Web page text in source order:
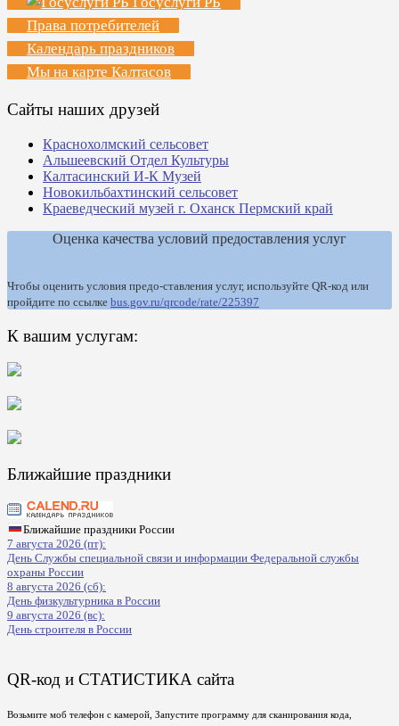
Права потребителей
Календарь праздников
Мы на карте Калтасов
Сайты наших друзей
Краснохолмский сельсовет
Альшеевский Отдел Культуры
Калтасинский И-К Музей
Новокильбахтинский сельсовет
Краеведческий музей г. Оханск Пермский край
Оценка качества условий предоставления услуг
Чтобы оценить условия предо-ставления услуг, используйте QR-код или
пройдите по ссылке bus.gov.ru/qrcode/rate/225397
К вашим услугам:
Ближайшие праздники
Ближайшие праздники России
7 августа 2026 (пт):
День Службы специальной связи и информации Федеральной службы
охраны России
8 августа 2026 (сб):
День физкультурника в России
9 августа 2026 (вс):
День строителя в России
QR-код и СТАТИСТИКА сайта
Возьмите моб телефон с камерой, Запустите программу для сканирования кода,